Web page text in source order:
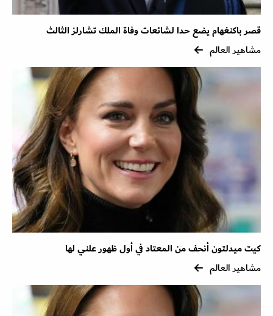
قصر باكنغهام يضع حدا لشائعات وفاة الملك تشارلز الثالث
مشاهير العالم
كيت ميدلتون أنحف من المعتاد في أول ظهور علني لها
مشاهير العالم